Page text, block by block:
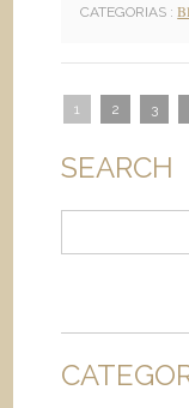
CATEGORIAS :
1 2 3
SEARCH